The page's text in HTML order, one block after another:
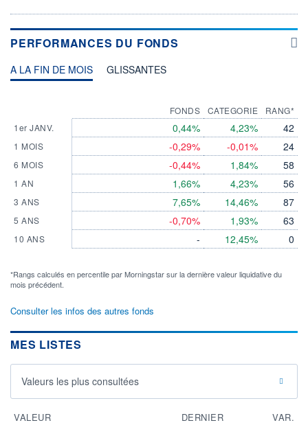
PERFORMANCES DU FONDS
A LA FIN DE MOIS GLISSANTES
1er JANV.
1 MOIS
6 MOIS
1 AN
3 ANS
5 ANS
10 ANS
FONDS
0,44%
-0,29%
-0,44%
1,66%
7,65%
-0,70%
-
CATEGORIE
4,23%
-0,01%
1,84%
4,23%
14,46%
1,93%
12,45%
RANG*
42
24
58
56
87
63
0
*Rangs calculés en percentile par Morningstar sur la dernière valeur liquidative du
mois précédent.
Consulter les infos des autres fonds
MES LISTES
Valeurs les plus consultées
VALEUR DERNIER
VAR.